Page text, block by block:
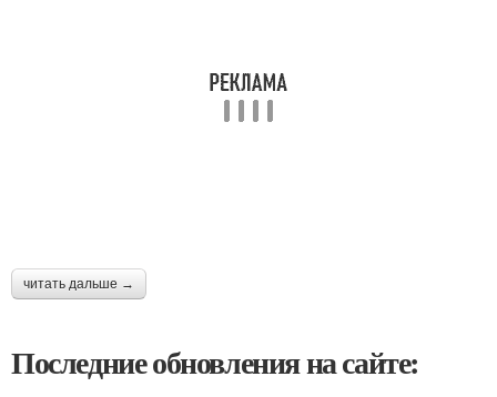
читать дальше →
Последние обновления на сайте: